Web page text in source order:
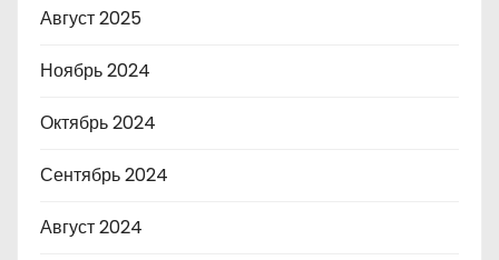
Август 2025
Ноябрь 2024
Октябрь 2024
Сентябрь 2024
Август 2024